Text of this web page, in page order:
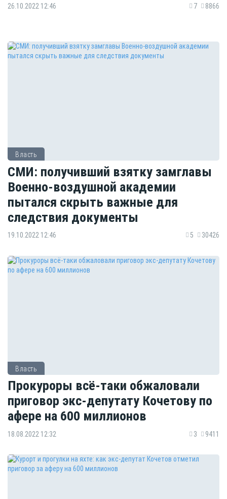
26.10.2022 12:46 7 8866
Власть
СМИ: получивший взятку замглавы
Военно-воздушной академии
пытался скрыть важные для
следствия документы
19.10.2022 12:46 5 30426
Власть
Прокуроры всё-таки обжаловали
приговор экс-депутату Кочетову по
афере на 600 миллионов
18.08.2022 12:32 3 9411